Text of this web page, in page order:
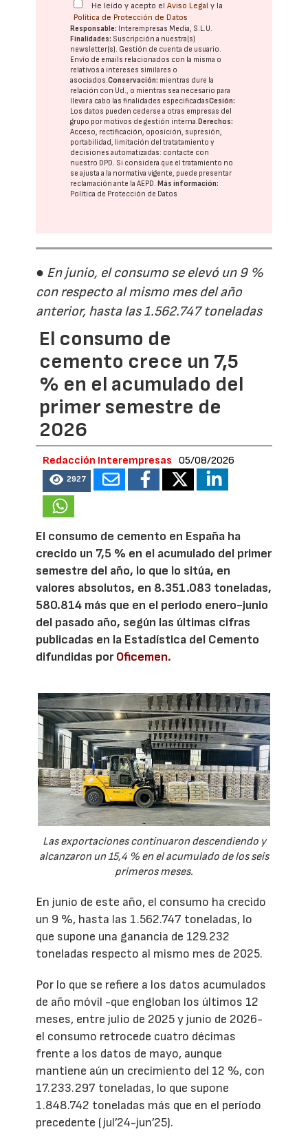
He leído y acepto elAviso Legal y la
Política de Protección de Datos
Responsable: Interempresas Media, S.L.U.
Finalidades: Suscripción a nuestra(s)
newsletter(s). Gestión de cuenta de usuario.
Envío de emails relacionados con la misma o
relativos a intereses similares o
asociados.Conservación: mientras dure la
relación con Ud., o mientras sea necesario para
llevar a cabo las finalidades especificadasCesión:
Los datos pueden cederse a otras empresas del
grupo por motivos de gestión interna. Derechos:
Acceso, rectificación, oposición, supresión,
portabilidad, limitación del tratatamiento y
decisiones automatizadas: contacte con
nuestro DPD. Si considera que el tratamiento no
se ajusta a la normativa vigente, puede presentar
reclamación ante laAEPD. Más información:
Política de Protección de Datos
● En junio, el consumo se elevó un 9 %
con respecto al mismo mes del año
anterior, hasta las 1.562.747 toneladas
El consumo de
cemento crece un 7,5
% en el acumulado del
primer semestre de
2026
Redacción Interempresas 05/08/2026
2927
El consumo de cemento en España ha
crecido un 7,5 % en el acumulado del primer
semestre del año, lo que lo sitúa, en
valores absolutos, en 8.351.083 toneladas,
580.814 más que en el periodo enero-junio
del pasado año, según las últimas cifras
publicadas en la Estadística del Cemento
difundidas porOficemen.
Las exportaciones continuaron descendiendo y
alcanzaron un 15,4 % en el acumulado de los seis
primeros meses.
En junio de este año, el consumo ha crecido
un 9 %, hasta las 1.562.747 toneladas, lo
que supone una ganancia de 129.232
toneladas respecto al mismo mes de 2025.
Por lo que se refiere a los datos acumulados
de año móvil -que engloban los últimos 12
meses, entre julio de 2025 y junio de 2026-
el consumo retrocede cuatro décimas
frente a los datos de mayo, aunque
mantiene aún un crecimiento del 12 %, con
17.233.297 toneladas, lo que supone
1.848.742 toneladas más que en el período
precedente (jul’24-jun’25).